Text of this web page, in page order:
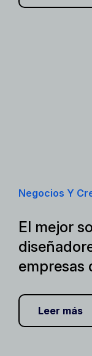
Negocios Y
El mejor
empresas
Leer más